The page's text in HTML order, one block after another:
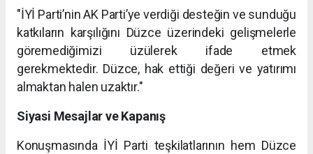
"İYİ Parti’nin AK Parti’ye verdiği desteğin ve sunduğu
katkıların karşılığını Düzce üzerindeki gelişmelerle
göremediğimizi üzülerek ifade etmek
gerekmektedir. Düzce, hak ettiği değeri ve yatırımı
almaktan halen uzaktır."
Siyasi Mesajlar ve Kapanış
Konuşmasında İYİ Parti teşkilatlarının hem Düzce